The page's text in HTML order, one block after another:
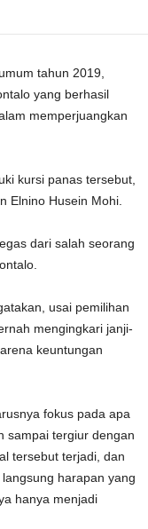
tahun 2019,
yang berhasil
memperjuangkan
kursi panas tersebut,
Elnino Husein Mohi.
dari salah seorang
usai pemilihan
mengingkari janji-
keuntungan
fokus pada apa
sampai tergiur dengan
tersebut terjadi, dan
harapan yang
hanya menjadi